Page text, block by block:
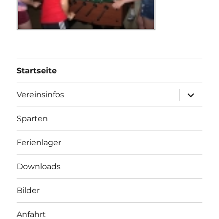
Startseite
Vereinsinfos
öffnen
Sparten
Ferienlager
Downloads
Bilder
Anfahrt